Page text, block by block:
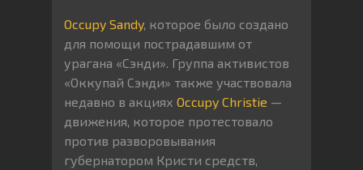
Occupy Sandy, которое было создано
для помощи пострадавшим от
урагана «Сэнди». Группа активистов
«Оккупай Сэнди» также участвовала
недавно в акциях Occupy Christie —
движения, которое протестовало
против разворовывания
губернатором Кристи средств,